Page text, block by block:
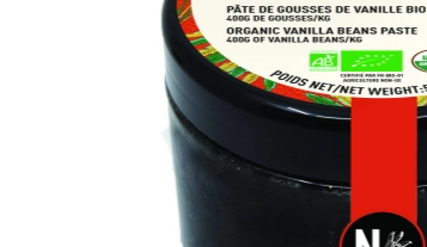
Afgeleide vanille producten
PARIANI
Noten